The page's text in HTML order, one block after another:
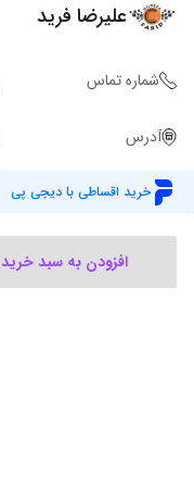
خرید اقساطی با دیجی پی
افزودن به سبد خرید
علیرضا فرید
شماره تماس
آدرس